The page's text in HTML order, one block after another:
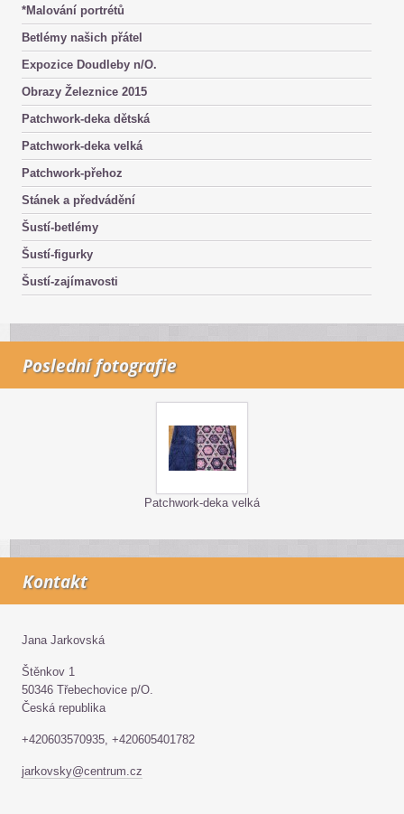
*Malování portrétů
Betlémy našich přátel
Expozice Doudleby n/O.
Obrazy Železnice 2015
Patchwork-deka dětská
Patchwork-deka velká
Patchwork-přehoz
Stánek a předvádění
Šustí-betlémy
Šustí-figurky
Šustí-zajímavosti
Poslední fotografie
Patchwork-deka velká
Kontakt
Jana Jarkovská
Štěnkov 1
50346 Třebechovice p/O.
Česká republika
+420603570935, +420605401782
jarkovsky@centrum.cz